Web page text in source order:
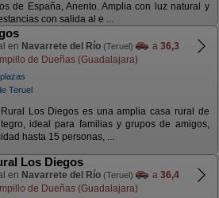
de España, Anento. Amplia con luz natural y
con salida al e ...
en Navarrete del Río (Teruel) a 36,3
de Dueñas (Guadalajara)
Teruel
Los Diegos es una amplia casa rural de
ideal para familias y grupos de amigos,
hasta 15 personas, ...
Los Diegos
en Navarrete del Río (Teruel) a 36,4
de Dueñas (Guadalajara)